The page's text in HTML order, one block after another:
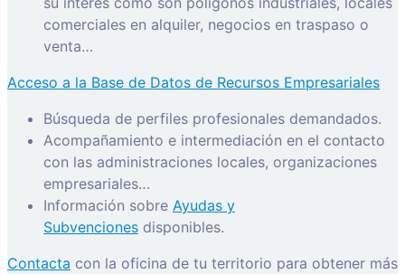
comerciales en alquiler, negocios en traspaso o
venta…
Acceso a la Base de Datos de Recursos Empresariales
Búsqueda de perfiles profesionales demandados.
Acompañamiento e intermediación en el contacto
con las administraciones locales, organizaciones
empresariales…
Información sobre Ayudas y
Subvenciones disponibles.
Contacta con la oficina de tu territorio para obtener más